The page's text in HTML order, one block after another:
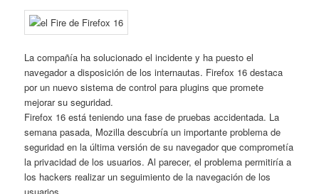
La compañía ha solucionado el incidente y ha puesto el
navegador a disposición de los internautas. Firefox 16 destaca
por un nuevo sistema de control para plugins que promete
mejorar su seguridad.
Firefox 16 está teniendo una fase de pruebas accidentada. La
semana pasada, Mozilla descubría un importante problema de
seguridad en la última versión de su navegador que comprometía
la privacidad de los usuarios. Al parecer, el problema permitiría a
los hackers realizar un seguimiento de la navegación de los